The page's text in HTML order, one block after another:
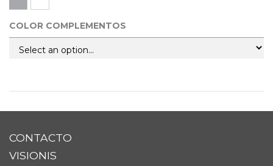
COLOR COMPLEMENTOS
CONTACTO
VISIONIS